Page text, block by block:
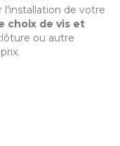
l'installation de votre
choix de vis et
ou autre